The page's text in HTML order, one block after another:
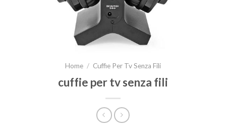
Home / Cuffie Per Tv Senza Fili
cuffie per tv senza fili